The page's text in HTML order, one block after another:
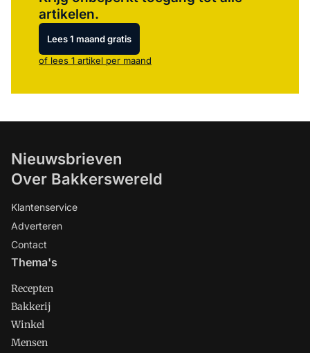
artikelen.
Lees 1 maand gratis
of lees 1 artikel per maand
Nieuwsbrieven
Over Bakkerswereld
Klantenservice
Adverteren
Contact
Thema's
Recepten
Bakkerij
Winkel
Mensen